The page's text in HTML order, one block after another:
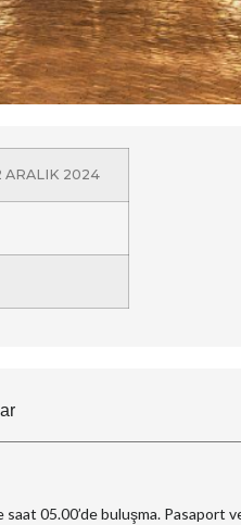
ARALIK 2024
05.00’de buluşma. Pasaport